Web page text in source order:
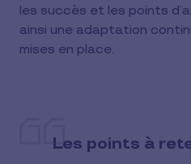
les succès et les points
ainsi une adaptation
mises en place.
Les points à